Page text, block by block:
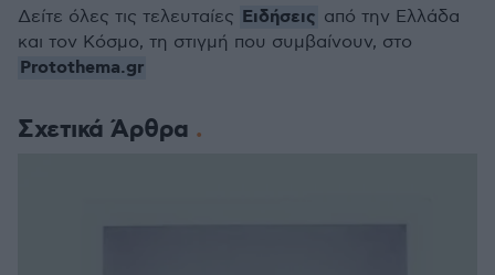
Σχετικά Άρθρα
Δείτε όλες τις τελευταίες Ειδήσεις από την Ελλάδα
και τον Κόσμο, τη στιγμή που συμβαίνουν, στο
Protothema.gr